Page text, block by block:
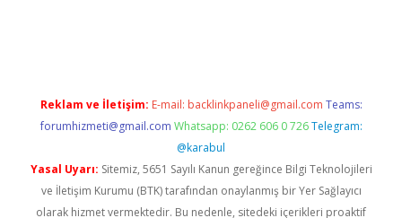
Reklam ve İletişim: E-mail: backlinkpaneli@gmail.com Teams:
forumhizmeti@gmail.com Whatsapp: 0262 606 0 726 Telegram:
@karabul
Yasal Uyarı: Sitemiz, 5651 Sayılı Kanun gereğince Bilgi Teknolojileri
ve İletişim Kurumu (BTK) tarafından onaylanmış bir Yer Sağlayıcı
olarak hizmet vermektedir. Bu nedenle, sitedeki içerikleri proaktif